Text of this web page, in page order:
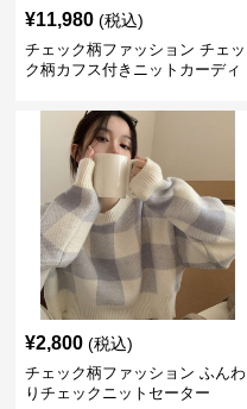
¥11,980 (税込)
チェック柄ファッション チェッ
ク柄カフス付きニットカーディ
¥2,800 (税込)
チェック柄ファッション ふんわ
りチェックニットセーター